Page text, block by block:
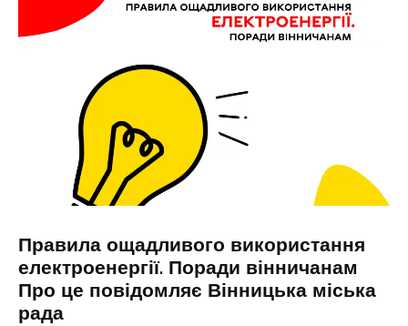
Правила ощадливого використання
електроенергії. Поради вінничанам
Про це повідомляє Вінницька міська
рада